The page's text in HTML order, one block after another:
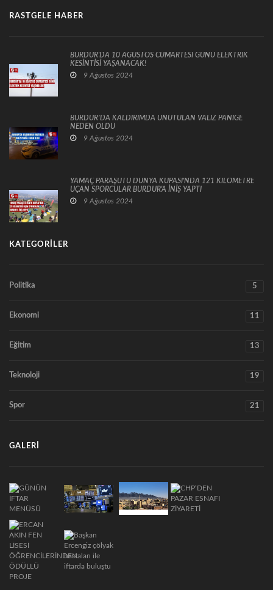
RASTGELE HABER
BURDUR'DA 10 AĞUSTOS CUMARTESİ GÜNÜ ELEKTRİK
KESİNTİSİ YAŞANACAK!
9 Ağustos 2024
BURDUR’DA KALDIRIMDA UNUTULAN VALİZ PANİĞE
NEDEN OLDU
9 Ağustos 2024
YAMAÇ PARAŞÜTÜ DÜNYA KUPASI'NDA 121 KİLOMETRE
UÇAN SPORCULAR BURDUR'A İNİŞ YAPTI
9 Ağustos 2024
KATEGORILER
Politika 5
Ekonomi 11
Eğitim 13
Teknoloji 19
Spor 21
GALERI